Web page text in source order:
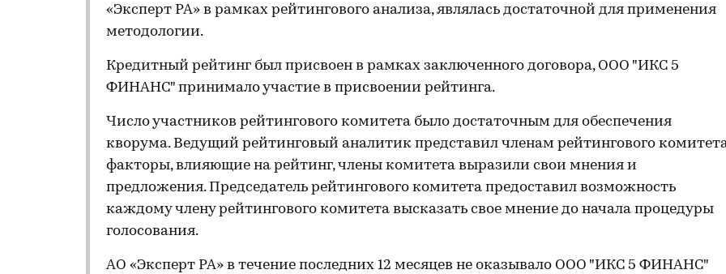
«Эксперт РА» в рамках рейтингового анализа, являлась достаточной для применения
методологии.
Кредитный рейтинг был присвоен в рамках заключенного договора, ООО "ИКС 5
ФИНАНС" принимало участие в присвоении рейтинга.
Число участников рейтингового комитета было достаточным для обеспечения
кворума. Ведущий рейтинговый аналитик представил членам рейтингового
факторы, влияющие на рейтинг, члены комитета выразили свои мнения и
предложения. Председатель рейтингового комитета предоставил возможность
каждому члену рейтингового комитета высказать свое мнение до начала процедуры
голосования.
АО «Эксперт РА» в течение последних 12 месяцев не оказывало ООО "ИКС 5 ФИНАНС"